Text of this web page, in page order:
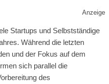
Anzeige
Startups und Selbstständige
Während die letzten
und der Fokus auf dem
sich parallel die
des